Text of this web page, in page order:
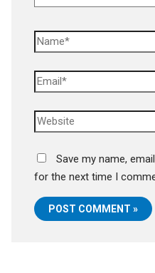
Save my name,
for the next time I